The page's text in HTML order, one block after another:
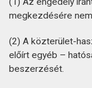
megkezdésére
(2) A közterület-
előírt egyéb –
beszerzését.